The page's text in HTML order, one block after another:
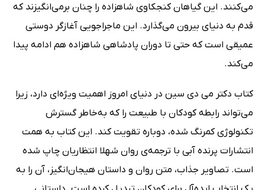
می‌کنند. این گیاهان کنجکاوی شاهزاده را چنان برمی‌انگیزند که
قدم به دنیای بیرون می‌گذارد. این ماجراجویی آغازگر دوستی
عمیقی است که حتی تا دوران پادشاهی شاهزاده هم ادامه پیدا
می‌کند.
کتاب دکتر می‌ دی‌ سین در دنیای امروز اهمیت ویژه‌ای دارد، زیرا
می‌تواند رابطه کودکان با طبیعت را که به‌خاطر گسترش
تکنولوژی کمرنگ شده، دوباره تقویت کند. این کتاب به همت
انتشارات پرنده آبی با ترجمه‌ی روان شهلا انتظاریان چاپ شده
است. تصاویر جذاب، متن روان و داستان هیجان‌انگیز، آن را به